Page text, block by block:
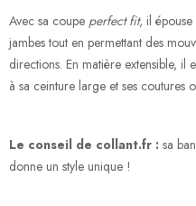
Avec sa coupe perfect fit, il
jambes tout en permettant des
directions. En matière extensible,
à sa ceinture large et ses coutures
Le conseil de collant.fr : sa
donne un style unique !